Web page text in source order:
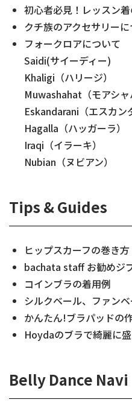
初心者必見！レッスン
クチ族のアクセサリー
フォークロアについて
Saidi(サイーディー)
Khaligi（ハリージ）
Muwashahat（モアシャ
Eskandarani（エスカン
Hagalla（ハッガーラ）
Iraqi（イラーキ）
Nubian（ヌビアン）
Tips & Guides
ヒップスカーフの巻き
bachata staff お勧めジ
コインブラの着用例
シルクベール、ファン
かんたん!ブラパッドの
Hoydaのブラで綺麗に
Belly Dance Navi